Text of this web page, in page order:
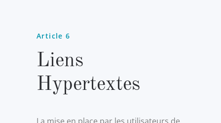
Article 6
Liens
Hypertextes